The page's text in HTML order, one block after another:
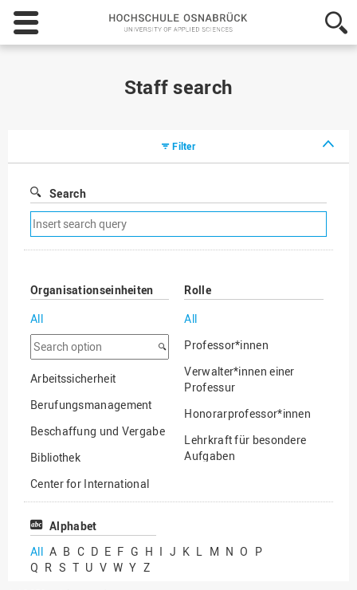
Hochschule
Osnabrück
-
Staff search
Filter
Search
Remove
search
filter
Organisationseinheiten
All
Search
option
Arbeitssicherheit
Berufungsmanagement
Beschaffung und Vergabe
Bibliothek
Center for International
Mobility
Center for International
Chancengerechtigkeit
Rolle
All
Professor*innen
Verwalter*innen einer
Professur
Honorarprofessor*innen
Lehrkraft für besondere
Aufgaben
Professor*innen im
Alphabet
All A B C D E F G H I J K L M N O P
Q R S T U V W Y Z